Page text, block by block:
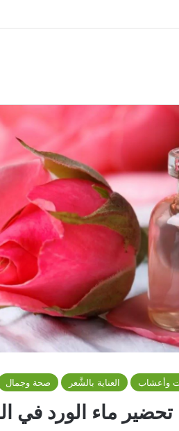
وأعشاب العناية بالشَّعر صحة وجمال
ماء الورد في